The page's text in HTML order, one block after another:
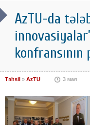
AzTU-da
Təhsil » AzTU 3 мая